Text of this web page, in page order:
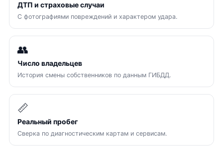
ДТП и страховые случаи
С фотографиями повреждений и характером удара.
👥
Число владельцев
История смены собственников по данным ГИБДД.
📏
Реальный пробег
Сверка по диагностическим картам и сервисам.